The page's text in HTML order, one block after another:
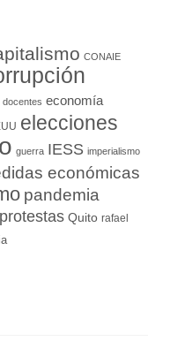
CONAIE
docentes economía
elecciones
guerra IESS imperialismo
económicas
pandemia
protestas Quito rafael